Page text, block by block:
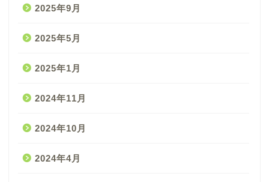
2025年9月
2025年5月
2025年1月
2024年11月
2024年10月
2024年4月